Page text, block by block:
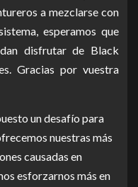
a mezclarse con
esperamos que
disfrutar de Black
Gracias por vuestra
un desafío para
nuestras más
causadas en
esforzarnos más en